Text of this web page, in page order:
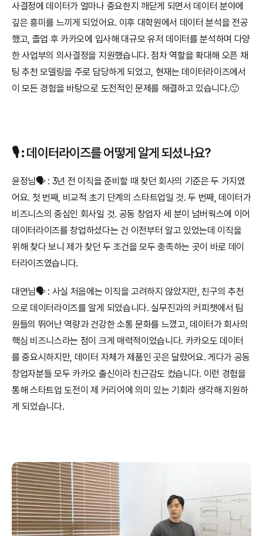
사결정에 데이터가 얼마나 중요한지 깨닫게 되면서 데이터 분야에
깊은 흥미를 느끼게 되었어요. 이후 대학원에서 데이터 분석을 전공
했고, 졸업 후 카카오에 입사해 대규모 유저 데이터를 분석하며 다양
한 사업부의 의사결정을 지원했습니다. 점차 역할을 확대해 오픈 채
팅 추천 모델링을 주로 담당하게 되었고, 현재는 데이터라이즈에서
이 모든 경험을 바탕으로 도전적인 문제를 해결하고 있습니다.🙂
🎙️ : 데이터라이즈를 어떻게 알게 되셨나요?
윤정님🗣️ : 3년 전 이직을 준비할 때 찾던 회사의 기준은 두 가지였
어요. 첫 번째, 비교적 초기 단계의 스타트업일 것. 두 번째, 데이터가
비즈니스의 중심인 회사일 것. 공동 창업자 세 분이 넘버웍스에 이어
데이터라이즈를 창업하셨다는 건 이전부터 알고 있었는데 이직을
위해 찾다 보니 제가 찾던 두 조건을 모두 충족하는 곳이 바로 데이
터라이즈였습니다.
대연님🗣️ : 사실 처음에는 이직을 고려하지 않았지만, 친구의 추천
으로 데이터라이즈를 알게 되었습니다. 실무진과의 커피챗에서 팀
원들의 뛰어난 역량과 건강한 소통 문화를 느꼈고, 데이터가 회사의
핵심 비즈니스라는 점이 크게 매력적이었습니다. 카카오도 데이터
를 중요시하지만, 데이터 자체가 제품인 곳은 달랐어요. 게다가 공동
창업자분들 모두 카카오 출신이라 친근감도 컸습니다. 이런 경험을
통해 스타트업 도전이 제 커리어에 의미 있는 기회라 생각해 지원하
게 되었습니다.